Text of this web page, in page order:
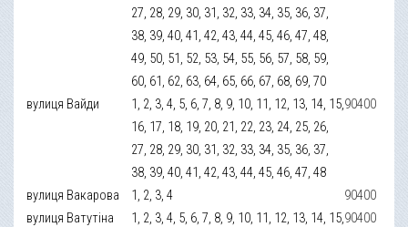
27, 28, 29, 30, 31, 32, 33, 34, 35, 36, 37,
38, 39, 40, 41, 42, 43, 44, 45, 46, 47, 48,
49, 50, 51, 52, 53, 54, 55, 56, 57, 58, 59,
60, 61, 62, 63, 64, 65, 66, 67, 68, 69, 70
вулиця Вайди
1, 2, 3, 4, 5, 6, 7, 8, 9, 10, 11, 12, 13, 14, 15,
16, 17, 18, 19, 20, 21, 22, 23, 24, 25, 26,
27, 28, 29, 30, 31, 32, 33, 34, 35, 36, 37,
38, 39, 40, 41, 42, 43, 44, 45, 46, 47, 48
90400
вулиця Вакарова 1, 2, 3, 4
90400
вулиця Ватутіна
1, 2, 3, 4, 5, 6, 7, 8, 9, 10, 11, 12, 13, 14, 15,90400